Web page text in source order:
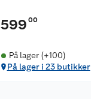
599 00
På lager (+100)
På lager i 23 butikker